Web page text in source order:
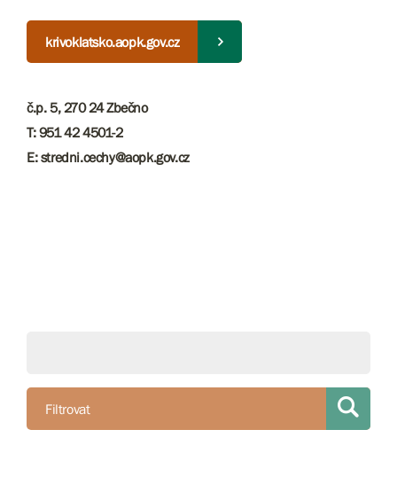
krivoklatsko.aopk.gov.cz
č.p. 5, 270 24 Zbečno
T: 951 42 4501-2
E: stredni.cechy@aopk.gov.cz
Filtrovat